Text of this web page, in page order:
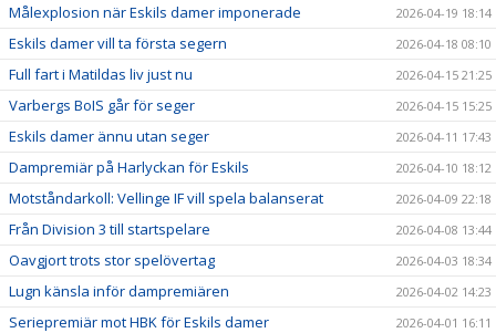
Målexplosion när Eskils damer imponerade 2026-04-19 18:14
Eskils damer vill ta första segern 2026-04-18 08:10
Full fart i Matildas liv just nu 2026-04-15 21:25
Varbergs BoIS går för seger 2026-04-15 15:25
Eskils damer ännu utan seger 2026-04-11 17:43
Dampremiär på Harlyckan för Eskils 2026-04-10 18:12
Motståndarkoll: Vellinge IF vill spela balanserat 2026-04-09 22:18
Från Division 3 till startspelare 2026-04-08 13:44
Oavgjort trots stor spelövertag 2026-04-03 18:34
Lugn känsla inför dampremiären 2026-04-02 14:23
Seriepremiär mot HBK för Eskils damer 2026-04-01 16:11